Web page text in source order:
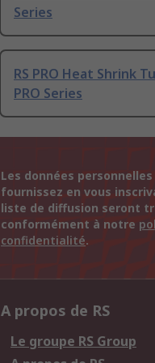
Series
RS PRO Heat Shrink
PRO Series
Les données
fournissez en vous
liste de diffusion seront
conformément à notre
confidentialité.
A propos de RS
Le groupe RS Group